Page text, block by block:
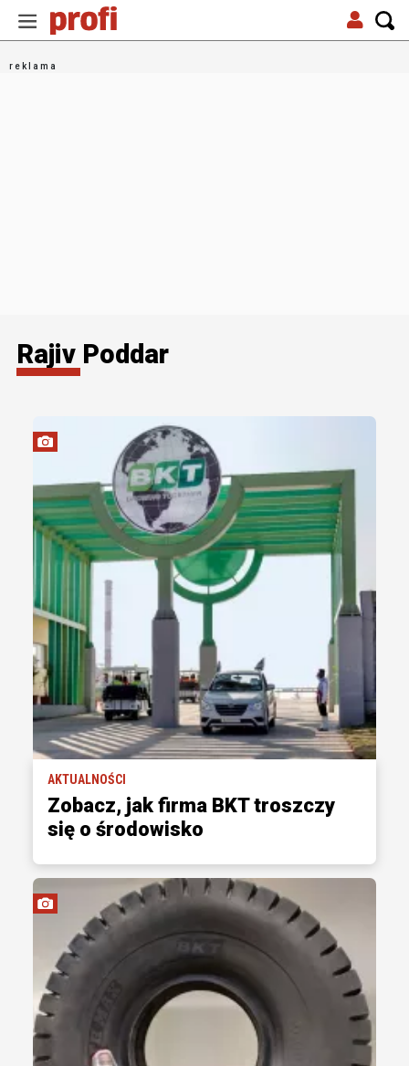
Rajiv Poddar
AKTUALNOŚCI
Zobacz, jak firma BKT troszczy
się o środowisko